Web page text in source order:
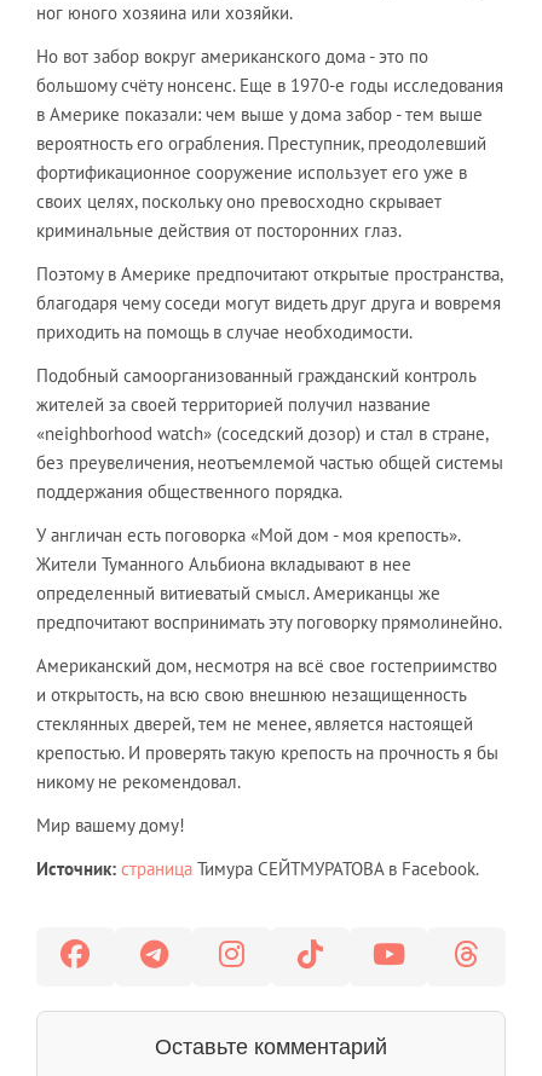
ног юного хозяина или хозяйки.
Но вот забор вокруг американского дома - это по
большому счёту нонсенс. Еще в 1970-е годы исследования
в Америке показали: чем выше у дома забор - тем выше
вероятность его ограбления. Преступник, преодолевший
фортификационное сооружение использует его уже в
своих целях, поскольку оно превосходно скрывает
криминальные действия от посторонних глаз.
Поэтому в Америке предпочитают открытые пространства,
благодаря чему соседи могут видеть друг друга и вовремя
приходить на помощь в случае необходимости.
Подобный самоорганизованный гражданский контроль
жителей за своей территорией получил название
«neighborhood watch» (соседский дозор) и стал в стране,
без преувеличения, неотъемлемой частью общей системы
поддержания общественного порядка.
У англичан есть поговорка «Мой дом - моя крепость».
Жители Туманного Альбиона вкладывают в нее
определенный витиеватый смысл. Американцы же
предпочитают воспринимать эту поговорку прямолинейно.
Американский дом, несмотря на всё свое гостеприимство
и открытость, на всю свою внешнюю незащищенность
стеклянных дверей, тем не менее, является настоящей
крепостью. И проверять такую крепость на прочность я бы
никому не рекомендовал.
Мир вашему дому!
Источник: страница Тимура СЕЙТМУРАТОВА в Facebook.
Оставьте комментарий